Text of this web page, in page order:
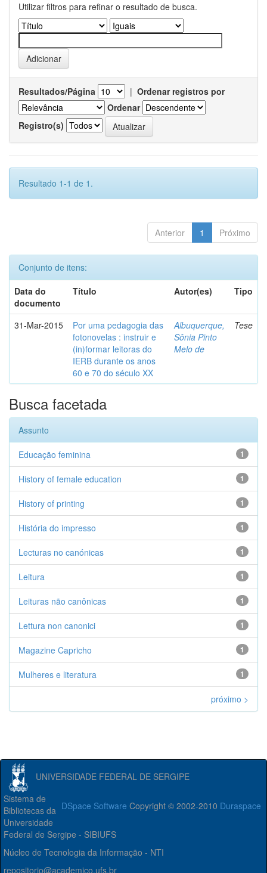
Utilizar filtros para refinar o resultado de busca.
Resultados/Página | Ordenar registros por
Ordenar
Registro(s)
Resultado 1-1 de 1.
Anterior 1 Próximo
Conjunto de itens:
Data do
documento
Título Autor(es) Tipo
31-Mar-2015
Por uma pedagogia das
fotonovelas : instruir e
(in)formar leitoras do
IERB durante os anos
60 e 70 do século XX
Albuquerque,
Sônia Pinto
Melo de
Tese
Busca facetada
Assunto
1
Educação feminina
1
History of female education
1
History of printing
1
História do impresso
1
Lecturas no canónicas
1
Leitura
1
Leituras não canônicas
1
Lettura non canonici
1
Magazine Capricho
1
Mulheres e literatura
próximo >
UNIVERSIDADE FEDERAL DE SERGIPE
DSpace Software Copyright © 2002-2010 Duraspace
Sistema de
Bibliotecas da
Universidade
Federal de Sergipe - SIBIUFS
Núcleo de Tecnologia da Informação - NTI
repositorio@academico.ufs.br